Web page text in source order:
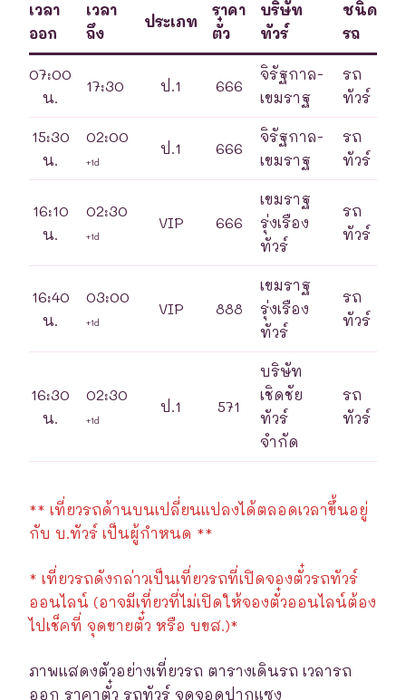
เวลา
ออก
เวลา
ถึง
ประเภท
ราคา
ตั๋ว
บริษัท
ทัวร์
ชนิด
รถ
07:00
น.
17:30 ป.1 666
จิรัฐกาล-
เขมราฐ
รถ
ทัวร์
15:30
น.
02:00
+1d
ป.1 666
จิรัฐกาล-
เขมราฐ
รถ
ทัวร์
16:10
น.
02:30
+1d
VIP 666
เขมราฐ
รุ่งเรือง
ทัวร์
รถ
ทัวร์
16:40
น.
03:00
+1d
VIP 888
เขมราฐ
รุ่งเรือง
ทัวร์
รถ
ทัวร์
16:30
น.
02:30
+1d
ป.1 571
บริษัท
เชิดชัย
ทัวร์
จำกัด
รถ
ทัวร์
** เที่ยวรถด้านบนเปลี่ยนแปลงได้ตลอดเวลาขึ้นอยู่
กับ บ.ทัวร์ เป็นผู้กำหนด **
* เที่ยวรถดังกล่าวเป็นเที่ยวรถที่เปิดจองตั๋วรถทัวร์
ออนไลน์ (อาจมีเที่ยวที่ไม่เปิดให้จองตั๋วออนไลน์ต้อง
ไปเช็คที่ จุดขายตั๋ว หรือ บขส.)*
ภาพแสดงตัวอย่างเที่ยวรถ ตารางเดินรถ เวลารถ
ออก ราคาตั๋ว รถทัวร์ จุดจอดปากแซง